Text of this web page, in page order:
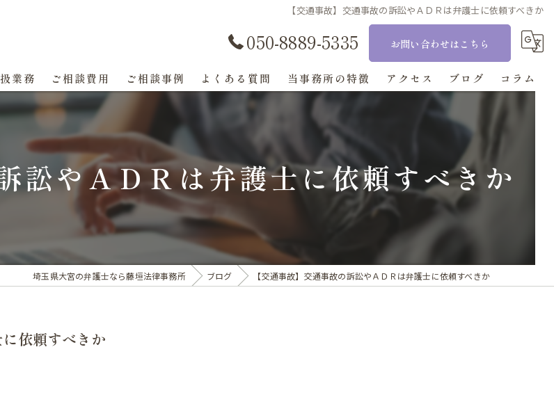
【交通事故】交通事故の訴訟やＡＤＲは弁護士に依頼すべきか
050-8889-5335 お問い合わせはこちら
業務 ご相談費用 ご相談事例 よくある質問 当事務所の特徴
相続
刑事事件
交通事故
アクセス ブログ コラム
訟やＡＤＲは弁護士に依頼すべきか
埼玉県大宮の弁護士なら藤垣法律事務所 ブログ 【交通事故】交通事故の訴訟やＡＤＲは弁護士に依頼すべきか
依頼すべきか